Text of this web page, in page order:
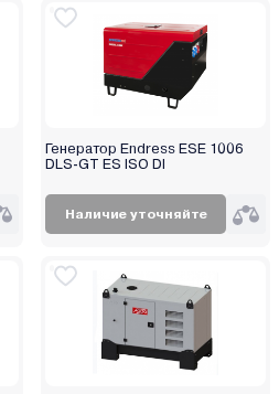
Генератор Endress ESE 1006
DLS-GT ES ISO DI
Наличие уточняйте